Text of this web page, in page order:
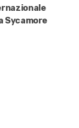
Sycamore